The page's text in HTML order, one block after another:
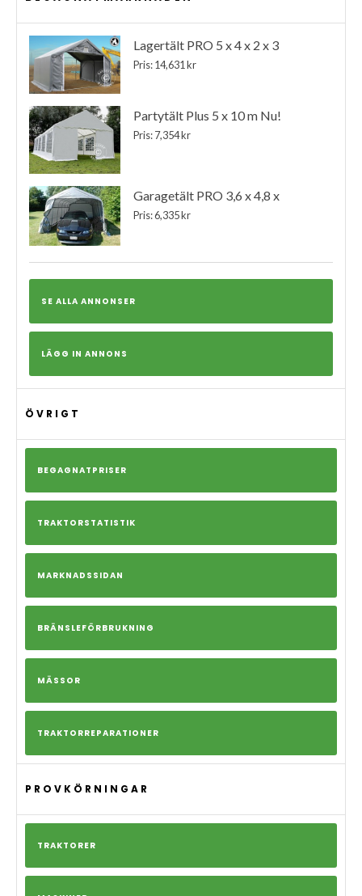
Lagertält PRO 5 x 4 x 2 x 3
Pris: 14,631 kr
Partytält Plus 5 x 10 m Nu!
Pris: 7,354 kr
Garagetält PRO 3,6 x 4,8 x
Pris: 6,335 kr
SE ALLA ANNONSER
LÄGG IN ANNONS
ÖVRIGT
BEGAGNATPRISER
TRAKTORSTATISTIK
MARKNADSSIDAN
BRÄNSLEFÖRBRUKNING
MÄSSOR
TRAKTORREPARATIONER
PROVKÖRNINGAR
TRAKTORER